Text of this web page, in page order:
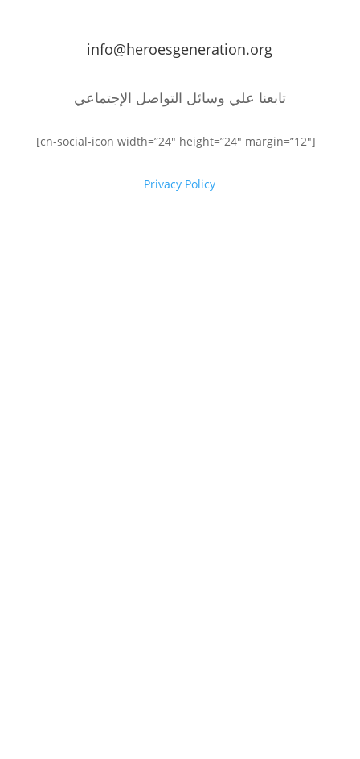
info@heroesgeneration.org
تابعنا علي وسائل التواصل الإجتماعي
[cn-social-icon width=”24″ height=”24″ margin=”12″]
Privacy Policy